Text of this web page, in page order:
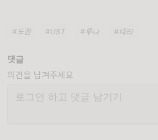
#도권 #UST #루나 #테라
댓글
의견을 남겨주세요